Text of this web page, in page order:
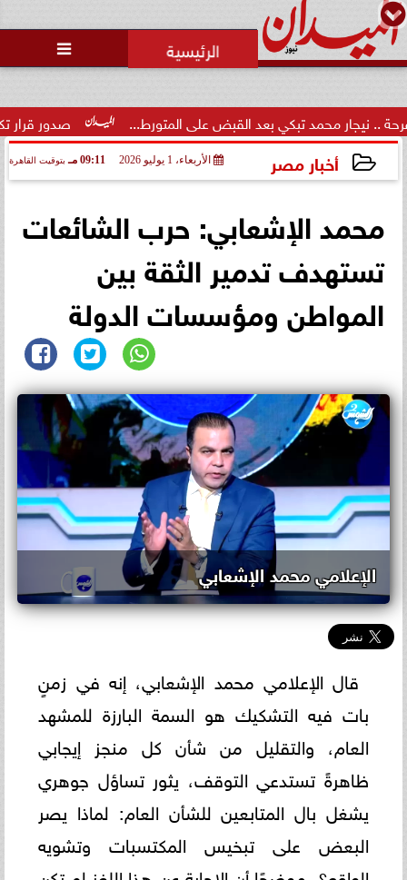

صدور قرار تكليف محمد تبكي بعد القبض على المتورط...
أخبار مصر الأربعاء، 1 يوليو 2026 09:11 مـ بتوقيت القاهرة
محمد الإشعابي: حرب الشائعات
تستهدف تدمير الثقة بين
المواطن ومؤسسات الدولة
الإعلامي محمد الإشعابي
قال الإعلامي محمد الإشعابي، إنه في زمنٍ
بات فيه التشكيك هو السمة البارزة للمشهد
العام، والتقليل من شأن كل منجز إيجابي
ظاهرةً تستدعي التوقف، يثور تساؤل جوهري
يشغل بال المتابعين للشأن العام: لماذا يصر
البعض على تبخيس المكتسبات وتشويه